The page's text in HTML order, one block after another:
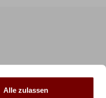
Alle zulassen